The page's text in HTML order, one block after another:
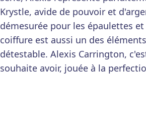
Krystle, avide de pouvoir et
démesurée pour les épaulettes
coiffure est aussi un des
détestable. Alexis Carrington,
souhaite avoir, jouée à la